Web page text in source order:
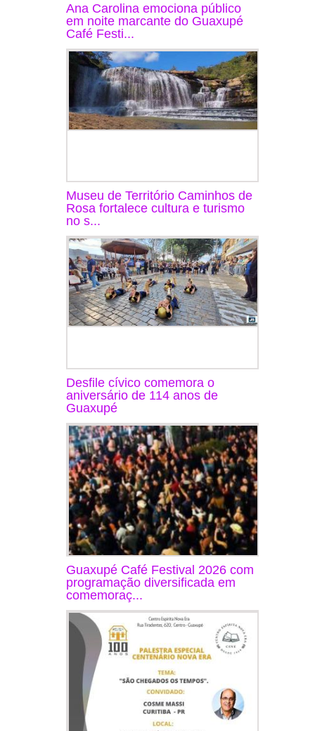
Ana Carolina emociona público
em noite marcante do Guaxupé
Café Festi...
Museu de Território Caminhos de
Rosa fortalece cultura e turismo
no s...
Desfile cívico comemora o
aniversário de 114 anos de
Guaxupé
Guaxupé Café Festival 2026 com
programação diversificada em
comemoraç...